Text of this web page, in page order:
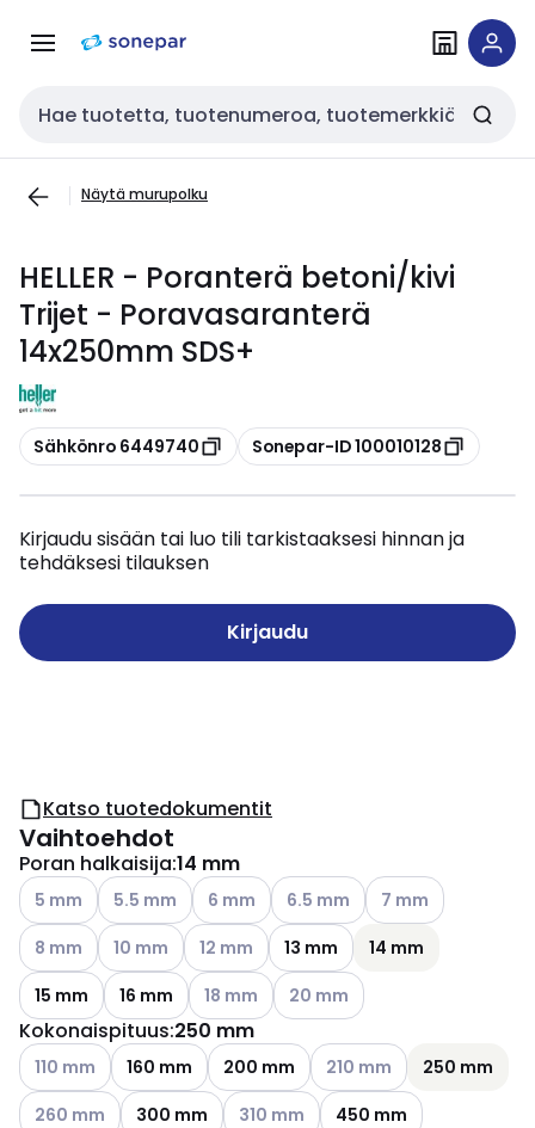
navigointiinsisältöön
Haku
Näytä murupolku
HELLER - Poranterä betoni/kivi
Trijet - Poravasaranterä
14x250mm SDS+
Kopioi
Sähkönro 6449740 Kopioi
Sonepar-ID 100010128
Kirjaudu sisään tai luo tili tarkistaaksesi hinnan ja
tehdäksesi tilauksen
Kirjaudu
Katso tuotedokumentit
Vaihtoehdot
Poran halkaisija:14 mm
Katso käytettävissä olevat vaihtoehdot
5 mm Katso käytettävissä olevat vaihtoehdot
5.5 mm Katso käytettävissä olevat vaihtoehdot
6 mm Katso käytettävissä olevat
6.5 mm Katso
7 mm
Katso käytettävissä olevat vaihtoehdot
8 mm Katso käytettävissä olevat vaihtoehdot
10 mm Katso käytettävissä olevat vaihtoehdot
12 mm 13 mm
14 mm
15 mm
16 mm Katso käytettävissä olevat vaihtoehdot
18 mm Katso käytettävissä olevat
20 mm
Kokonaispituus:250 mm
Katso käytettävissä olevat vaihtoehdot
110 mm 160 mm 200 mm Katso käytettävissä
210 mm
250 mm
Katso käytettävissä olevat vaihtoehdot
260 mm 300 mm Katso käytettävissä olevat
310 mm
450 mm